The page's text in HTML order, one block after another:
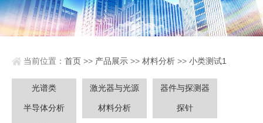
当前位置：首页 >> 产品展示 >>材料分析 >>小类测试1
光谱类 激光器与光源 器件与探测器
半导体分析 材料分析 探针